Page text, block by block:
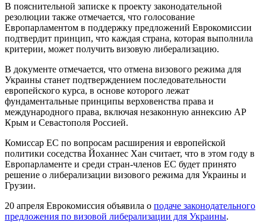
В пояснительной записке к проекту законодательной
резолюции также отмечается, что голосование
Европарламентом в поддержку предложений Еврокомиссии
подтвердит принцип, что каждая страна, которая выполнила
критерии, может получить визовую либерализацию.
В документе отмечается, что отмена визового режима для
Украины станет подтверждением последовательности
европейского курса, в основе которого лежат
фундаментальные принципы верховенства права и
международного права, включая незаконную аннексию АР
Крым и Севастополя Россией.
Комиссар ЕС по вопросам расширения и европейской
политики соседства Йоханнес Хан считает, что в этом году в
Европарламенте и среди стран-членов ЕС будет принято
решение о либерализации визового режима для Украины и
Грузии.
20 апреля Еврокомиссия объявила о подаче законодательного
предложения по визовой либерализации для Украины.